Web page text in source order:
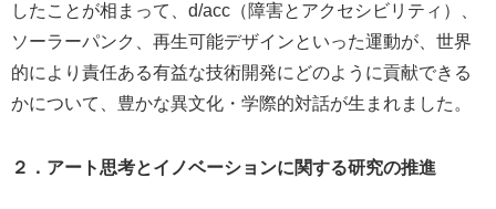
したことが相まって、d/acc（障害とアクセシビリティ）、
ソーラーパンク、再生可能デザインといった運動が、世界
的により責任ある有益な技術開発にどのように貢献できる
かについて、豊かな異文化・学際的対話が生まれました。
２．アート思考とイノベーションに関する研究の推進